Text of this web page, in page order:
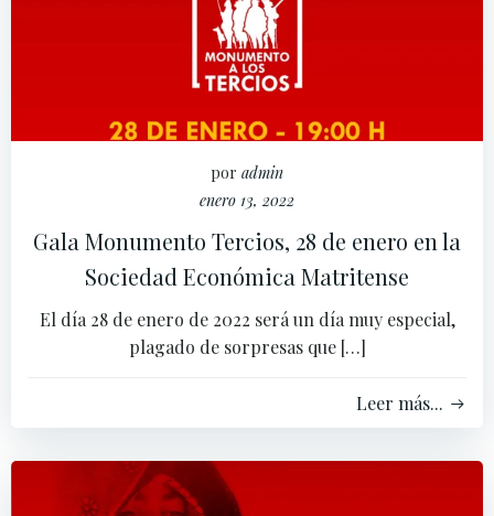
por admin
enero 13, 2022
Gala Monumento Tercios, 28 de enero en la
Sociedad Económica Matritense
El día 28 de enero de 2022 será un día muy especial,
plagado de sorpresas que […]
Leer más...